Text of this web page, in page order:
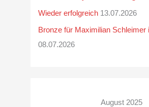
Wieder erfolgreich 13.07.2026
Bronze für Maximilian Schleimer
08.07.2026
August 2025